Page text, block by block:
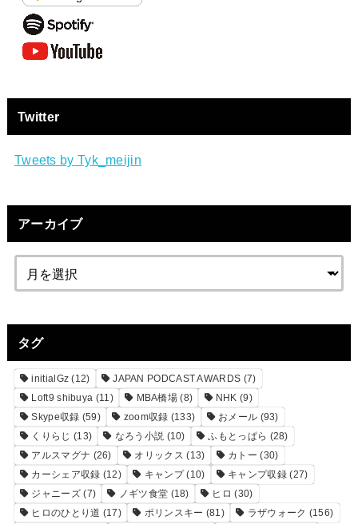
Twitter
Tweets by Tyk_meijin
アーカイブ
タグ
initialGz (12) JAPAN PODCAST AWARDS (7)
Loft9 shibuya (11) MBA橋場 (8) NHK (9)
Skype収録 (59) zoom収録 (133) おメール (93)
くりらじ (13) なろう小説 (10) ふもとっぱら (28)
アルスマグナ (26) オリックス (13) カトー (30)
カーシェア収録 (12) キャンプ(10) キャンプ収録(27)
ジャニーズ(7) ノギツ食堂 (18) ヒロ (30)
ヒロのひとり道 (17) ポリンスキー (81) ラザウォーク (156)